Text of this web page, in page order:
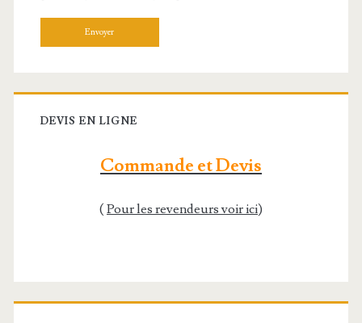
DEVIS EN LIGNE
Commande et Devis
( Pour les revendeurs voir ici)